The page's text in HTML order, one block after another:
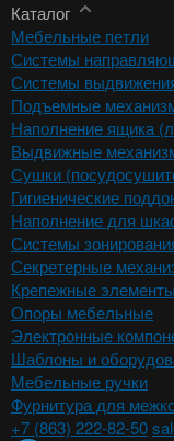
Каталог
Мебельные петли
Системы
Системы
Подъемные
Наполнение ящика
Выдвижные
Сушки
Гигиенические
Наполнение для
Системы
Секретерные
Крепежные элементы
Опоры мебельные
Электронные
Шаблоны и
Мебельные ручки
Фурнитура для
+7 (863) 222-82-50